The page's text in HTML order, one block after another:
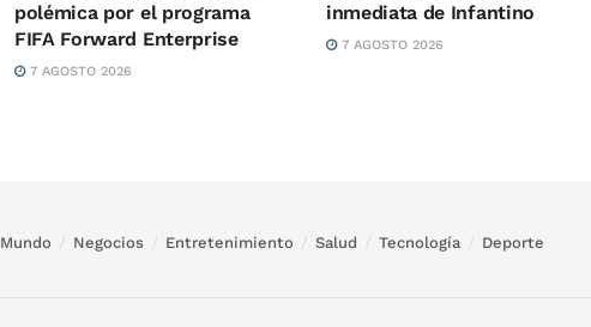
polémica por el programa
FIFA Forward Enterprise
7 AGOSTO 2026
inmediata de Infantino
7 AGOSTO 2026
Mundo Negocios Entretenimiento Salud Tecnología Deporte